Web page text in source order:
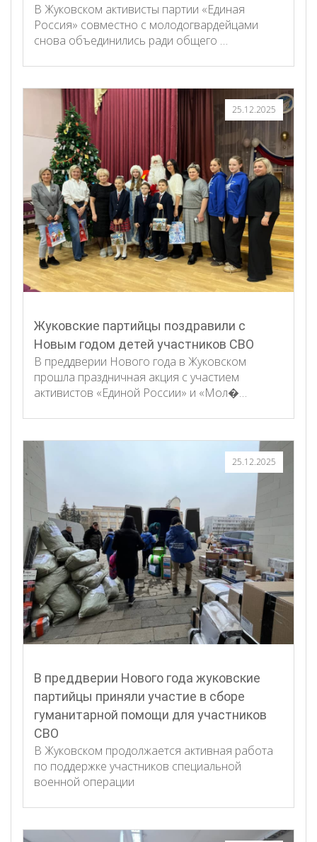
В Жуковском активисты партии «Единая
Россия» совместно с молодогвардейцами
снова объединились ради общего …
25.12.2025
Жуковские партийцы поздравили с
Новым годом детей участников СВО
В преддверии Нового года в Жуковском
прошла праздничная акция с участием
активистов «Единой России» и «Мол�…
25.12.2025
В преддверии Нового года жуковские
партийцы приняли участие в сборе
гуманитарной помощи для участников
СВО
В Жуковском продолжается активная работа
по поддержке участников специальной
военной операции